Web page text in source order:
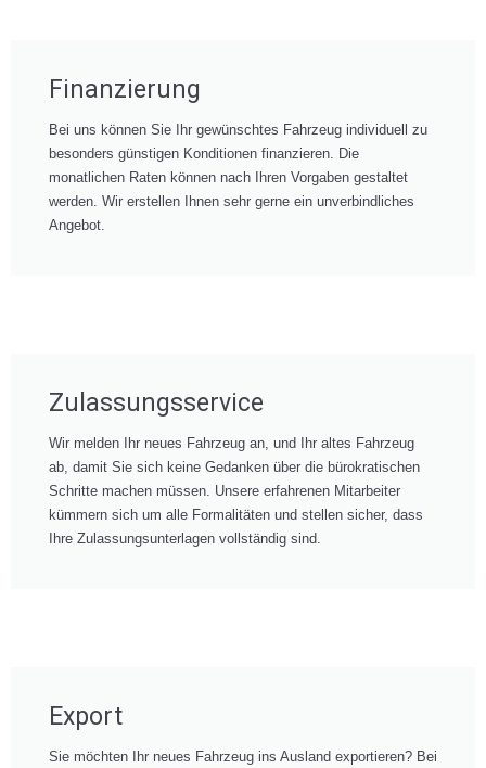
Finanzierung
Bei uns können Sie Ihr gewünschtes Fahrzeug individuell zu
besonders günstigen Konditionen finanzieren. Die
monatlichen Raten können nach Ihren Vorgaben gestaltet
werden. Wir erstellen Ihnen sehr gerne ein unverbindliches
Angebot.
Zulassungsservice
Wir melden Ihr neues Fahrzeug an, und Ihr altes Fahrzeug
ab, damit Sie sich keine Gedanken über die bürokratischen
Schritte machen müssen. Unsere erfahrenen Mitarbeiter
kümmern sich um alle Formalitäten und stellen sicher, dass
Ihre Zulassungsunterlagen vollständig sind.
Export
Sie möchten Ihr neues Fahrzeug ins Ausland exportieren? Bei